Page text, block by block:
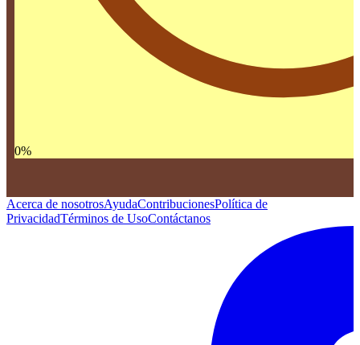
0%
Acerca de nosotrosAyudaContribucionesPolítica de
PrivacidadTérminos de UsoContáctanos